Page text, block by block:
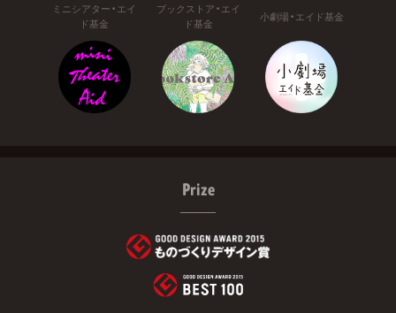
ミニシアター・エイ
ド基金
ブックストア・エイ
ド基金
小劇場・エイド基金
Prize